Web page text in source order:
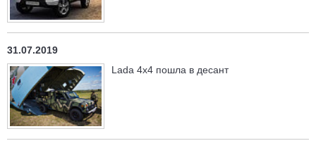
31.07.2019
Lada 4x4 пошла в десант